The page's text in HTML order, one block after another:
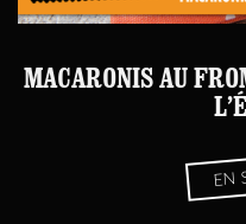
MACARONIS AU
EN